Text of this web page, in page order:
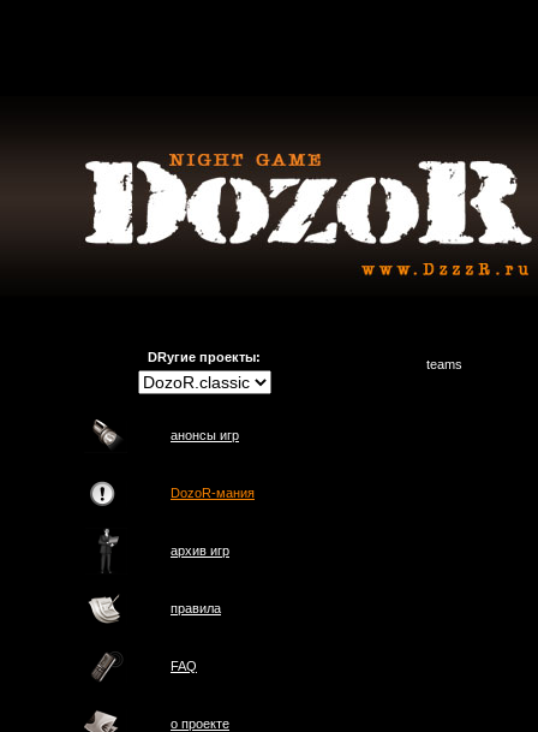
DRугие проекты:
анонсы игр
DozoR-мания
архив игр
правила
FAQ
о проектe
teams